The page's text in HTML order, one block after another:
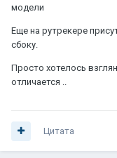
модели
Еще на рутрекере
сбоку.
Просто хотелось
отличается ..
Цитата